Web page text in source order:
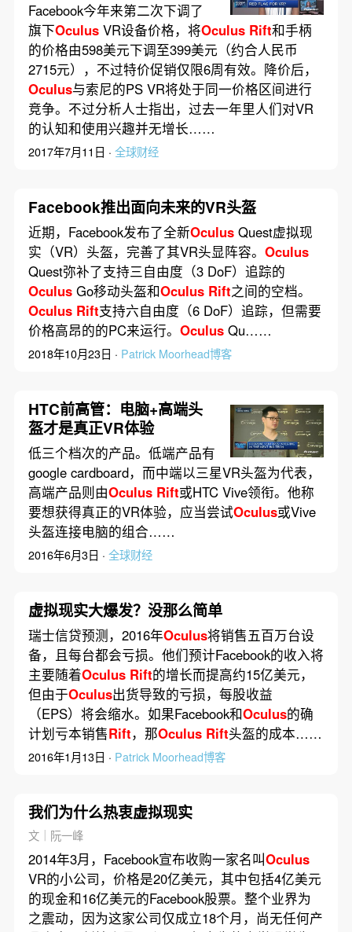
Facebook今年来第二次下调了
旗下OculusVR设备价格，将Oculus Rift和手柄
的价格由598美元下调至399美元（约合人民币
2715元），不过特价促销仅限6周有效。降价后，
Oculus与索尼的PS VR将处于同一价格区间进行
竞争。不过分析人士指出，过去一年里人们对VR
的认知和使用兴趣并无增长……
2017年7月11日 · 全球财经
Facebook推出面向未来的VR头盔
近期，Facebook发布了全新OculusQuest虚拟现
实（VR）头盔，完善了其VR头显阵容。 Oculus
Quest弥补了支持三自由度（3 DoF）追踪的
OculusGo移动头盔和Oculus Rift之间的空档。
Oculus Rift支持六自由度（6 DoF）追踪，但需要
价格高昂的的PC来运行。 OculusQu……
2018年10月23日 · Patrick Moorhead博客
HTC前高管：电脑+高端头
盔才是真正VR体验
低三个档次的产品。低端产品有
google cardboard，而中端以三星VR头盔为代表，
高端产品则由Oculus Rift或HTC Vive领衔。他称
要想获得真正的VR体验，应当尝试Oculus或Vive
头盔连接电脑的组合……
2016年6月3日 · 全球财经
虚拟现实大爆发？没那么简单
瑞士信贷预测，2016年Oculus将销售五百万台设
备，且每台都会亏损。他们预计Facebook的收入将
主要随着Oculus Rift的增长而提高约15亿美元，
但由于Oculus出货导致的亏损，每股收益
（EPS）将会缩水。如果Facebook和Oculus的确
计划亏本销售Rift，那Oculus Rift头盔的成本……
2016年1月13日 · Patrick Moorhead博客
我们为什么热衷虚拟现实
文｜阮一峰
2014年3月，Facebook宣布收购一家名叫Oculus
VR的小公司，价格是20亿美元，其中包括4亿美元
的现金和16亿美元的Facebook股票。整个业界为
之震动，因为这家公司仅成立18个月，尚无任何产